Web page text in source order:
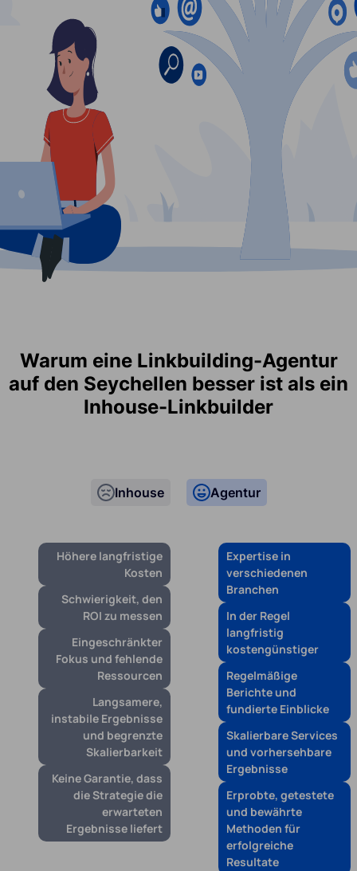
Warum eine Linkbuilding-Agentur
auf den Seychellen besser ist als ein
Inhouse-Linkbuilder
Inhouse
Höhere langfristige
Kosten
Schwierigkeit, den
ROI zu messen
Eingeschränkter
Fokus und fehlende
Ressourcen
Langsamere,
instabile Ergebnisse
und begrenzte
Skalierbarkeit
Keine Garantie, dass
die Strategie die
erwarteten
Ergebnisse liefert
Agentur
Expertise in
verschiedenen
Branchen
In der Regel
langfristig
kostengünstiger
Regelmäßige
Berichte und
fundierte Einblicke
Skalierbare Services
und vorhersehbare
Ergebnisse
Erprobte, getestete
und bewährte
Methoden für
erfolgreiche
Resultate